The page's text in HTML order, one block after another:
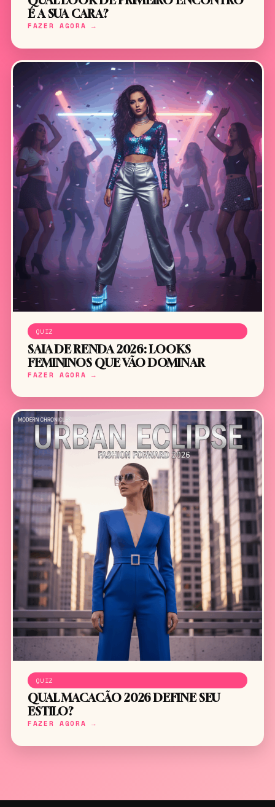
É A SUA CARA?
FAZER AGORA →
QUIZ
SAIA DE RENDA 2026: LOOKS
FEMININOS QUE VÃO DOMINAR
FAZER AGORA →
QUIZ
QUAL MACACÃO 2026 DEFINE SEU
ESTILO?
FAZER AGORA →